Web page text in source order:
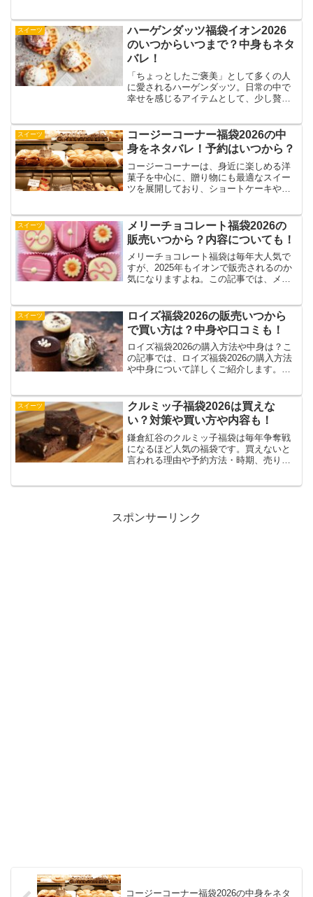
ご紹介。また、イオン以外で購入できる
方法やネットショッ...
スイーツ
ハーゲンダッツ福袋イオン2026
のいつからいつまで？中身もネタ
バレ！
「ちょっとしたご褒美」として多くの人
に愛されるハーゲンダッツ。日常の中で
幸せを感じるアイテムとして、少し贅沢
ダッツをお得に楽しむチャンスといえ
ば、毎年話題になる「福袋」...
スイーツ
コージーコーナー福袋2026の中
身をネタバレ！予約はいつから？
コージーコーナーは、身近に楽しめる洋
菓子を中心に、贈り物にも最適なスイー
ツを展開しており、ショートケーキやシ
ーの福袋2026は、例年通りお得感たっぷ
りの中身が期待されて...
スイーツ
メリーチョコレート福袋2026の
販売いつから？内容についても！
メリーチョコレート福袋は毎年大人気で
すが、2025年もイオンで販売されるのか
気になりますよね。この記事では、メリ
ご紹介。また、イオン以外で購入できる
方法や、百貨店、...
スイーツ
ロイズ福袋2026の販売いつから
で買い方は？中身や口コミも！
ロイズ福袋2026の購入方法や中身は？こ
の記事では、ロイズ福袋2026の購入方法
や中身について詳しくご紹介します。実
それでは、ロイズ福袋2026の詳細を一緒
に見ていきま...
スイーツ
クルミッ子福袋2026は買えな
い？対策や買い方や内容も！
鎌倉紅谷のクルミッ子福袋は毎年争奪戦
になるほど人気の福袋です。買えないと
言われる理由や予約方法・時期、売り切
スポンサーリンク
コージーコーナー福袋2026の中身をネタ